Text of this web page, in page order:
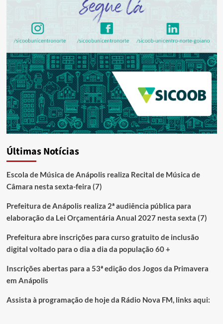
Últimas Notícias
Escola de Música de Anápolis realiza Recital de Música de
Câmara nesta sexta-feira (7)
Prefeitura de Anápolis realiza 2ª audiência pública para
elaboração da Lei Orçamentária Anual 2027 nesta sexta (7)
Prefeitura abre inscrições para curso gratuito de inclusão
digital voltado para o dia a dia da população 60 +
Inscrições abertas para a 53ª edição dos Jogos da Primavera
em Anápolis
Assista à programação de hoje da Rádio Nova FM, links aqui: